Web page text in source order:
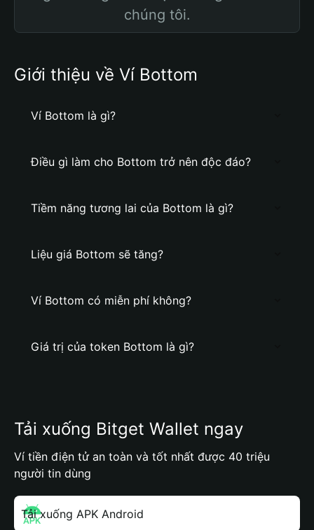
chúng tôi.
Giới thiệu về Ví Bottom
Ví Bottom là gì?
Điều gì làm cho Bottom trở nên độc đáo?
Tiềm năng tương lai của Bottom là gì?
Liệu giá Bottom sẽ tăng?
Ví Bottom có miễn phí không?
Giá trị của token Bottom là gì?
Tải xuống Bitget Wallet ngay
Ví tiền điện tử an toàn và tốt nhất được 40 triệu
người tin dùng
Tải xuống APK Android